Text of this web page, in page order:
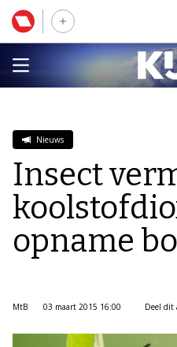
Nieuws
Insect
opname
MtB 03 maart 2015 16:00 Deel dit